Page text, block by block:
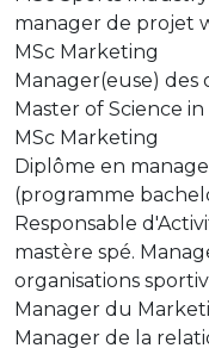
manager de projet
MSc Marketing
Manager(euse) des
Master of Science
MSc Marketing
Diplôme en
(programme
Responsable
mastère spé.
organisations
Manager du
Manager de la